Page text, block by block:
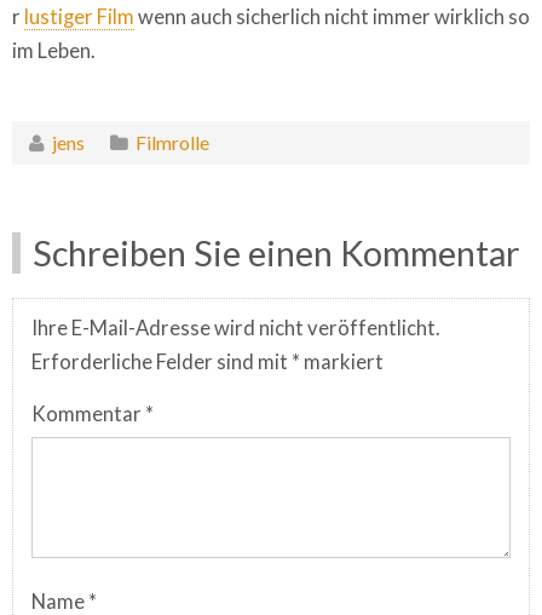
r lustiger Film wenn auch sicherlich nicht immer wirklich so
im Leben.
jens Filmrolle
Schreiben Sie einen Kommentar
Ihre E-Mail-Adresse wird nicht veröffentlicht.
Erforderliche Felder sind mit * markiert
Kommentar *
Name *